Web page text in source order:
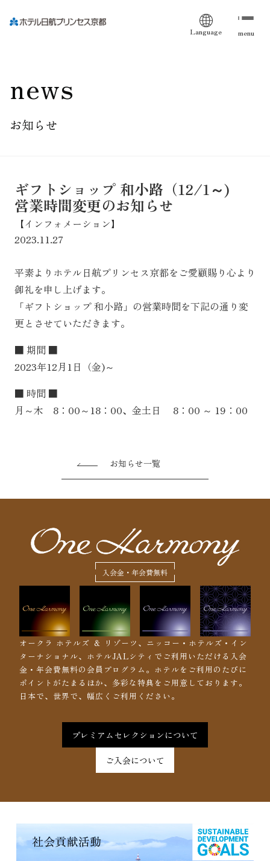
Language menu
news
お知らせ
ギフトショップ 和小路（12/1～)
営業時間変更のお知らせ
【インフォメーション】
2023.11.27
平素よりホテル日航プリンセス京都をご愛顧賜り心より
御礼を申し上げます。
「ギフトショップ 和小路」の営業時間を下記の通り変
更とさせていただきます。
■ 期間 ■
2023年12月1日（金)～
■ 時間 ■
月～木 8：00～18：00、金土日 8：00 ～ 19：00
お知らせ一覧
入会金・年会費無料
オークラ ホテルズ ＆ リゾーツ、ニッコー・ホテルズ・イン
ターナショナル、ホテルJALシティでご利用いただける入会
金・年会費無料の会員プログラム。ホテルをご利用のたびに
ポイントがたまるほか、多彩な特典をご用意しております。
日本で、世界で、幅広くご利用ください。
プレミアムセレクションについて
ご入会について